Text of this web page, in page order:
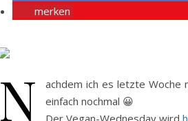
merken
N
achdem ich es letzte Woche
einfach nochmal 😀
Der Vegan-Wednesday wird